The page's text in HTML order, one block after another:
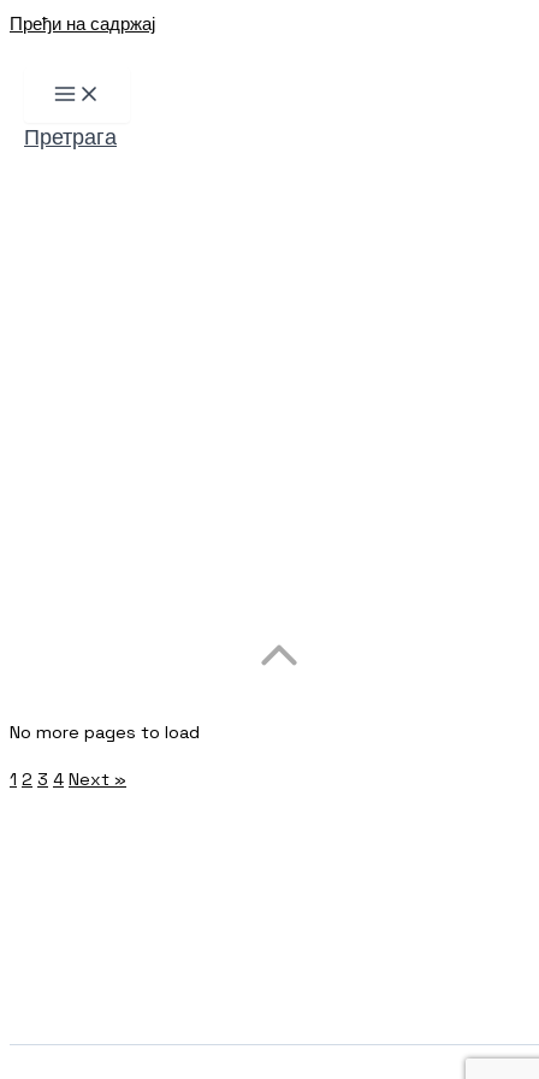
Пређи на садржај
Претрага
No more pages to load
1 2 3 4 Next »